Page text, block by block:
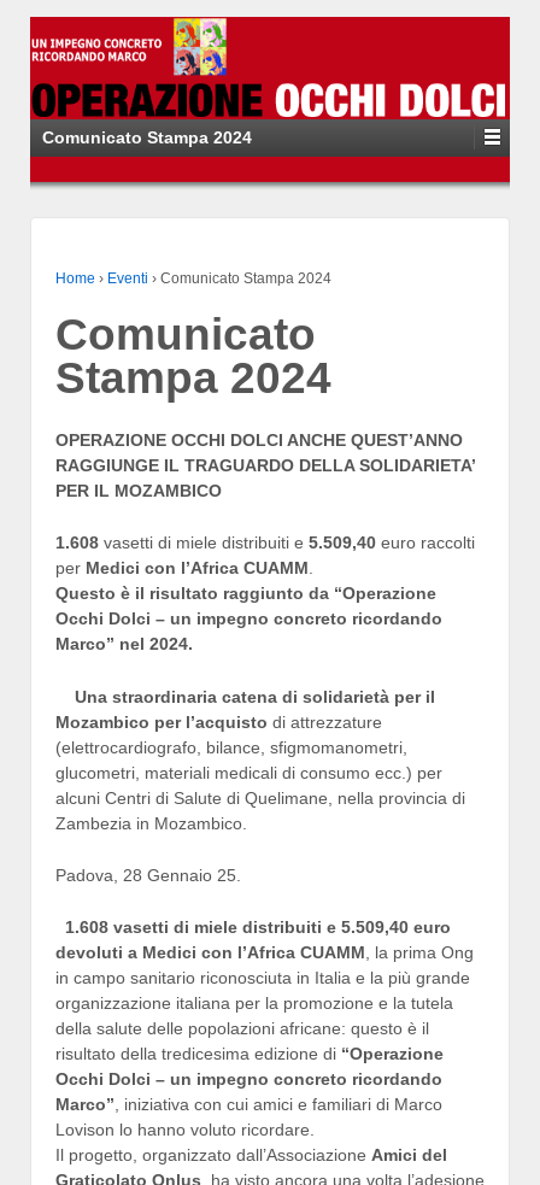
Comunicato Stampa 2024
Home › Eventi › Comunicato Stampa 2024
Comunicato
Stampa 2024
OPERAZIONE OCCHI DOLCI ANCHE QUEST’ANNO
RAGGIUNGE IL TRAGUARDO DELLA SOLIDARIETA’
PER IL MOZAMBICO
1.608 vasetti di miele distribuiti e 5.509,40 euro raccolti
per Medici con l’Africa CUAMM
Questo è il risultato raggiunto da “Operazione
Occhi Dolci – un impegno concreto ricordando
Marco” nel 2024.
Una straordinaria catena di solidarietà per il
Mozambico per l’acquisto di attrezzature
(elettrocardiografo, bilance, sfigmomanometri,
glucometri, materiali medicali di consumo ecc.) per
alcuni Centri di Salute di Quelimane, nella provincia di
Zambezia in Mozambico.
Padova, 28 Gennaio 25.
1.608 vasetti di miele distribuiti e 5.509,40 euro
devoluti a Medici con l’Africa CUAMM, la prima Ong
in campo sanitario riconosciuta in Italia e la più grande
organizzazione italiana per la promozione e la tutela
della salute delle popolazioni africane: questo è il
risultato della tredicesima edizione di “Operazione
Occhi Dolci – un impegno concreto ricordando
Marco”, iniziativa con cui amici e familiari di Marco
Lovison lo hanno voluto ricordare.
Il progetto, organizzato dall’Associazione Amici del
Graticolato Onlus, ha visto ancora una volta l’adesione